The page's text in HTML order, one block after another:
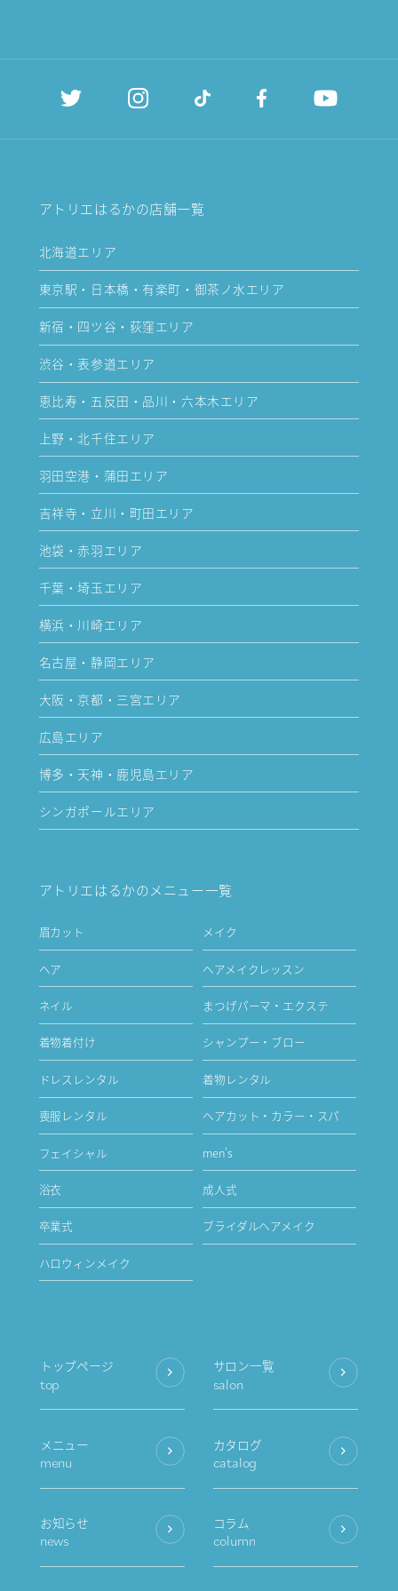
アトリエはるかの店舗一覧
北海道エリア
東京駅・日本橋・有楽町・御茶ノ水エリア
新宿・四ツ谷・荻窪エリア
渋谷・表参道エリア
恵比寿・五反田・品川・六本木エリア
上野・北千住エリア
羽田空港・蒲田エリア
吉祥寺・立川・町田エリア
池袋・赤羽エリア
千葉・埼玉エリア
横浜・川崎エリア
名古屋・静岡エリア
大阪・京都・三宮エリア
広島エリア
博多・天神・鹿児島エリア
シンガポールエリア
アトリエはるかのメニュー一覧
眉カット メイク
ヘア ヘアメイクレッスン
ネイル まつげパーマ・エクステ
着物着付け シャンプー・ブロー
ドレスレンタル 着物レンタル
喪服レンタル ヘアカット・カラー・スパ
フェイシャル men's
浴衣 成人式
卒業式 ブライダルヘアメイク
ハロウィンメイク
トップページ
top
サロン一覧
salon
メニュー
menu
カタログ
catalog
お知らせ
news
コラム
column